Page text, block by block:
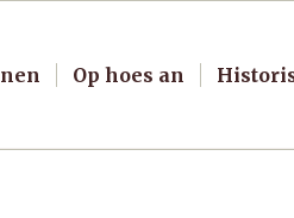
Op hoes an